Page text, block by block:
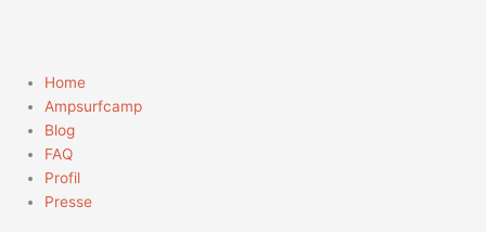
Home
Ampsurfcamp
Blog
FAQ
Profil
Presse